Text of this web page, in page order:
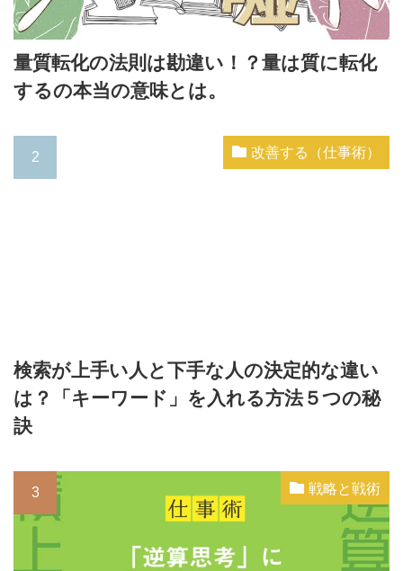
量質転化の法則は勘違い！？量は質に転化
するの本当の意味とは。
改善する（仕事術）
検索が上手い人と下手な人の決定的な違い
は？「キーワード」を入れる方法５つの秘
訣
戦略と戦術